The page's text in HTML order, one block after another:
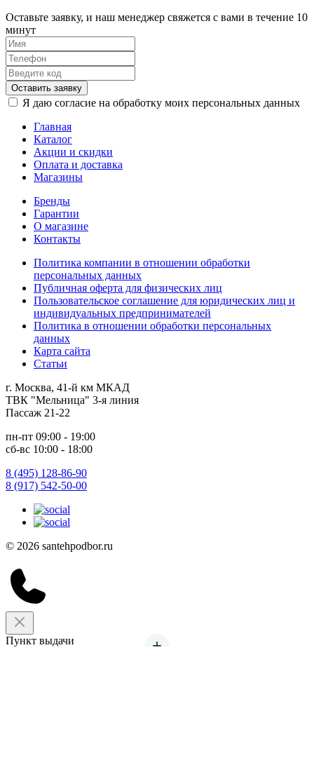
Оставьте заявку, и наш менеджер свяжется с вами в течение 10
минут
Оставить заявку
Я даю согласие на обработку моих персональных данных
Главная
Каталог
Акции и скидки
Оплата и доставка
Магазины
Бренды
Гарантии
О магазине
Контакты
Политика компании в отношении обработки
персональных данных
Публичная оферта для физических лиц
Пользовательское соглашение для юридических лиц и
индивидуальных предпринимателей
Политика в отношении обработки персональных
данных
Карта сайта
Статьи
г. Москва, 41-й км МКАД
ТВК "Мельница" 3-я линия
Пассаж 21-22
пн-пт 09:00 - 19:00
сб-вс 10:00 - 18:00
8 (495) 128-86-90
8 (917) 542-50-00
© 2026 santehpodbor.ru
Пункт выдачи